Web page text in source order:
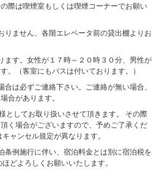
際は喫煙室もしくは喫煙コーナーでお願い
りません、各階エレベータ前の貸出棚よりお
ます。女性が１７時～２０時３０分、男性が
。（客室にもバスは付いております。）
は必ずご連絡下さい。ご連絡が無い場合、
合があります。
としてお取り扱いさせて頂きます。 その際
く場合がございますので、予めご了承くだ
ャンセル規定が異なります。
条例施行に伴い、宿泊料金とは別に宿泊税を
どよろしくお願いいたします。